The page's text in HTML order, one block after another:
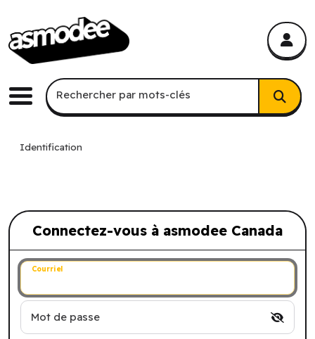
Menu
Recherche par mots-clés
Rechercher par mots-clés
Identification
Connectez-vous à asmodee Canada
Connectez-vous à asmodee Canada
Courriel
Mot de passe